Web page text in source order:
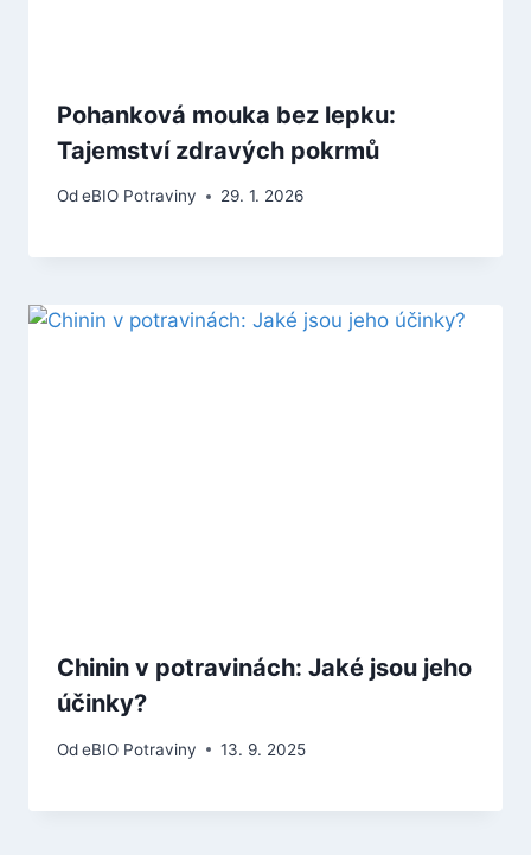
Pohanková mouka bez lepku:
Tajemství zdravých pokrmů
OdeBIO Potraviny 29. 1. 2026
Chinin v potravinách: Jaké jsou jeho
účinky?
OdeBIO Potraviny 13. 9. 2025